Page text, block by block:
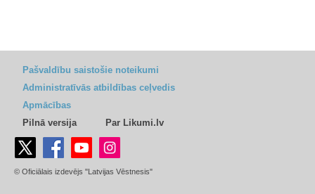
Pašvaldību saistošie noteikumi
Administratīvās atbildības ceļvedis
Apmācības
Pilnā versija
Par Likumi.lv
© Oficiālais izdevējs "Latvijas Vēstnesis"